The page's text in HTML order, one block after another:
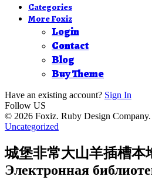
Categories
More Foxiz
Login
Contact
Blog
Buy Theme
Have an existing account? Sign In
Follow US
© 2026 Foxiz. Ruby Design
Uncategorized
城堡非常大山羊插槽本
Электронная